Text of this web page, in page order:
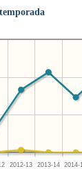
2012-13 2013-14 2014-